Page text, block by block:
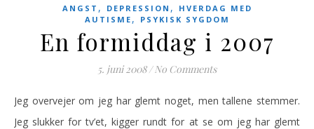
ANGST , DEPRESSION ,
HVERDAG MED
AUTISME , PSYKISK SYGDOM
En formiddag i 2007
5. juni 2008 / No Comments
Jeg overvejer om jeg har glemt noget, men tallene stemmer.
Jeg slukker for tv’et, kigger rundt for at se om jeg har glemt